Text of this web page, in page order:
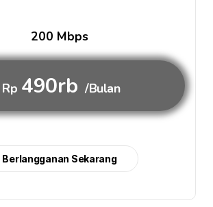
200 Mbps
Rp 490rb /Bulan
Berlangganan Sekarang